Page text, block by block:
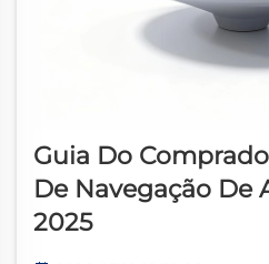
Guia Do
De Navegação De
2025